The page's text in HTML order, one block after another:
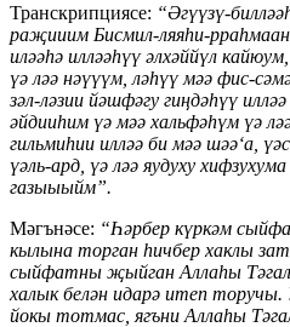
Транскрипциясе: “Әгүүзү-
раҗииим Бисмил-ляяһи-
иләәһә илләәһүү әлхәййүл
үә ләә нәүүүм, ләһүү мәә фис-
зәл-ләзии йәшфәгу гиңдәһүү
әйдииһим үә мәә хальфәһүм үә
гильмиһии илләә би мәә шәә‘а,
үәль-ард, үә ләә яудуху
газыыыйм”.
Мәгънәсе: “Һәрбер күркәм
кылына торган һичбер хаклы
сыйфатны җыйган Аллаһы
халык белән идарә итеп торучы.
йокы тотмас, ягъни Аллаһы